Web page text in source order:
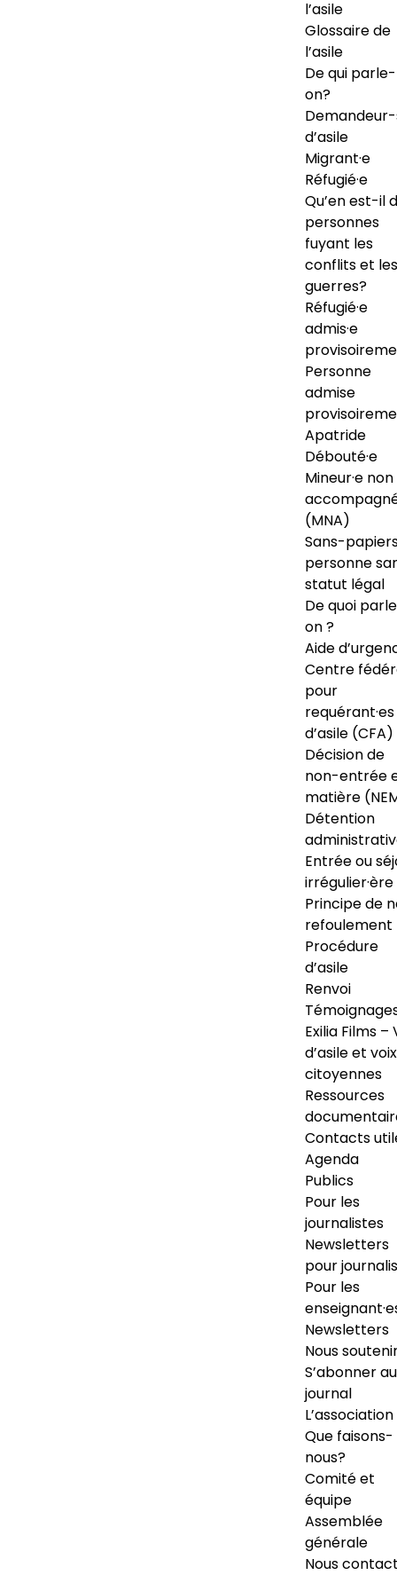
l’asile
Glossaire de
l’asile
De qui
on?
d’asile
Migrant·e
Réfugié·e
Qu’en est-il
personnes
fuyant les
conflits et les
guerres?
Réfugié·e
admis·e
Personne
admise
Apatride
Débouté·e
Mineur·e non
(MNA)
Sans-
personne
statut légal
De quoi
on ?
Aide
Centre
pour
requérant·es
d’asile (CFA)
Décision de
non-entrée
matière
Détention
Entrée ou
irrégulier·ère
Principe de
refoulement
Procédure
d’asile
Renvoi
Exilia Films –
d’asile et voix
citoyennes
Ressources
Contacts
Agenda
Publics
Pour les
journalistes
Newsletters
pour
Pour les
Newsletters
Nous
S’abonner au
journal
L’association
Que faisons-
nous?
Comité et
équipe
Assemblée
générale
Nous